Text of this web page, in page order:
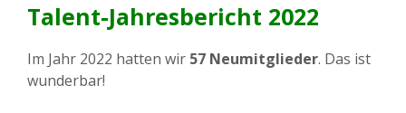
Talent-Jahresbericht 2022
Im Jahr 2022 hatten wir 57 Neumitglieder. Das ist
wunderbar!